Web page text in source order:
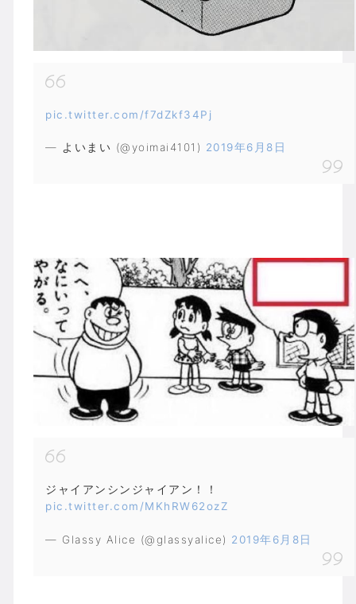
pic.twitter.com/f7dZkf34Pj
— よいまい (@yoimai4101) 2019年6月8日
ジャイアンシンジャイアン！！
pic.twitter.com/MKhRW62ozZ
— Glassy Alice (@glassyalice) 2019年6月8日